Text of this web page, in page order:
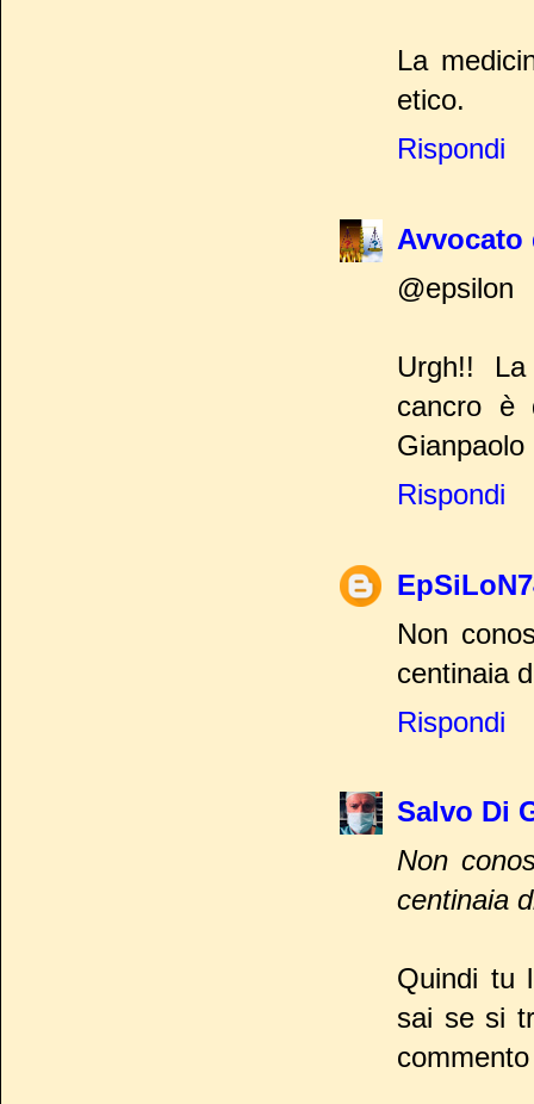
La
etico.
Rispondi
Avvocato
@epsilon
Urgh!!
cancro è
Rispondi
Non
centinaia
Rispondi
Salvo Di
Non
centinaia
Quindi tu
sai se si